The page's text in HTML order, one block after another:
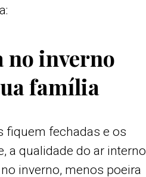
no inverno
família
fiquem fechadas e os
a qualidade do ar interno
inverno, menos poeira